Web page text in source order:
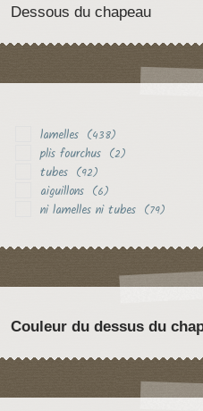
Dessous du chapeau
lamelles (438)
plis fourchus (2)
tubes (92)
aiguillons (6)
ni lamelles ni tubes (79)
Couleur du dessus du